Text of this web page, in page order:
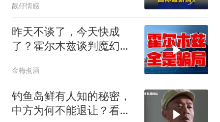
靓仔情感
昨天不谈了，今天快成
了？霍尔木兹谈判魔幻反
金梅煮酒
钓鱼岛鲜有人知的秘密，
中方为何不能退让？看完